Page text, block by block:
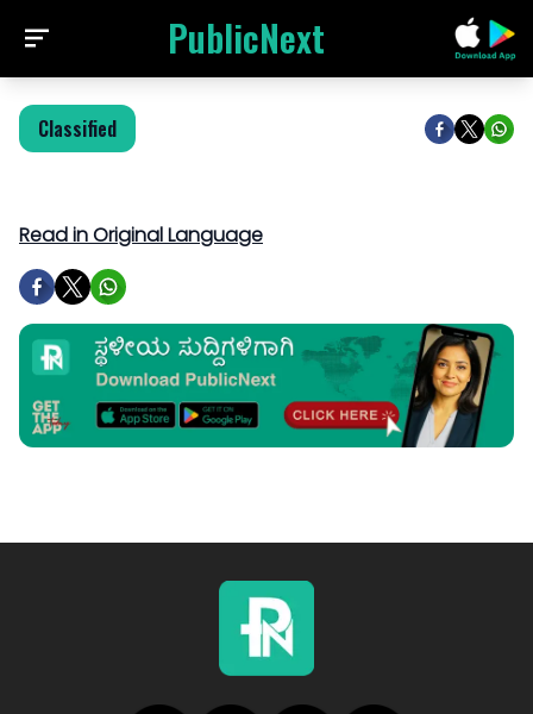
PublicNext
Classified
Read in Original Language